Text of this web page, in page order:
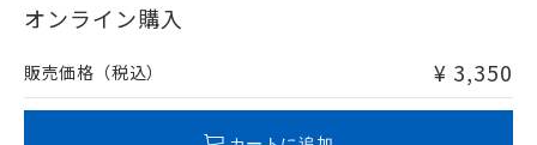
在庫等で未対応品が混在する可能性があります。
問い合わせください。
オンライン購入
販売価格（税込） ¥ 3,350